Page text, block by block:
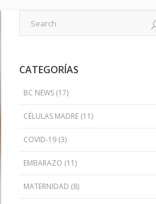
CATEGORÍAS
BC NEWS(17)
CÉLULAS MADRE(11)
COVID-19(3)
EMBARAZO (11)
MATERNIDAD (8)